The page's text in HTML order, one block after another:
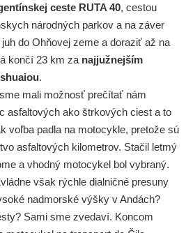
ceste RUTA 40, cestou
národných parkov a na záver
do Ohňovej zeme a doraziť až na
končí 23 km za najjužnejším
.
mali možnosť prečítať nám
asfaltových ako štrkových ciest a to
voľba padla na motocykle, pretože sú
asfaltových kilometrov. Stačil letmý
a vhodný motocykel bol vybraný.
však rýchle dialničné presuny
nadmorské výšky v Andách?
Sami sme zvedaví. Koncom